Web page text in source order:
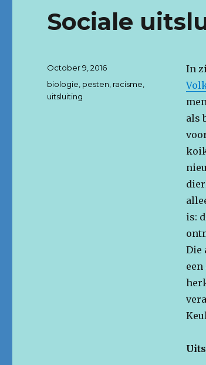
Sociale
In
als
is:
Die
Posted
on
October 9, 2016
Tags
biologie pesten racisme
uitsluiting